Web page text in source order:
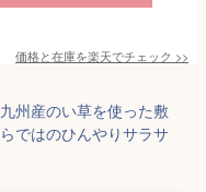
価格と在庫を楽天でチェック >>
州産のい草を使った敷
ではのひんやりサラサ